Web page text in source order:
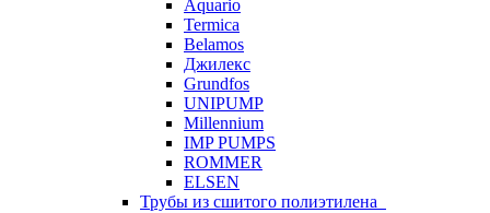
Aquario
Termica
Belamos
Джилекс
Grundfos
UNIPUMP
Millennium
IMP PUMPS
ROMMER
ELSEN
Трубы из сшитого полиэтилена